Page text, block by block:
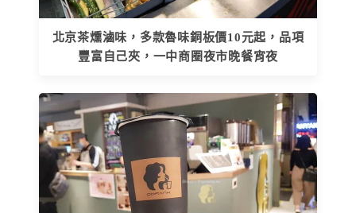
北京茶燻滷味，多款魯味銅板價10元起，品項
豐富自己夾，一中商圈夜市晚餐宵夜